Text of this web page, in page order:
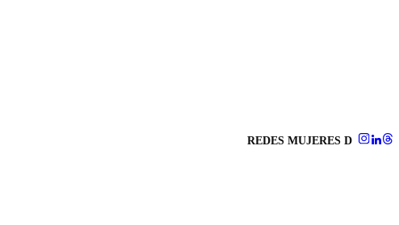
REDES MUJERES D